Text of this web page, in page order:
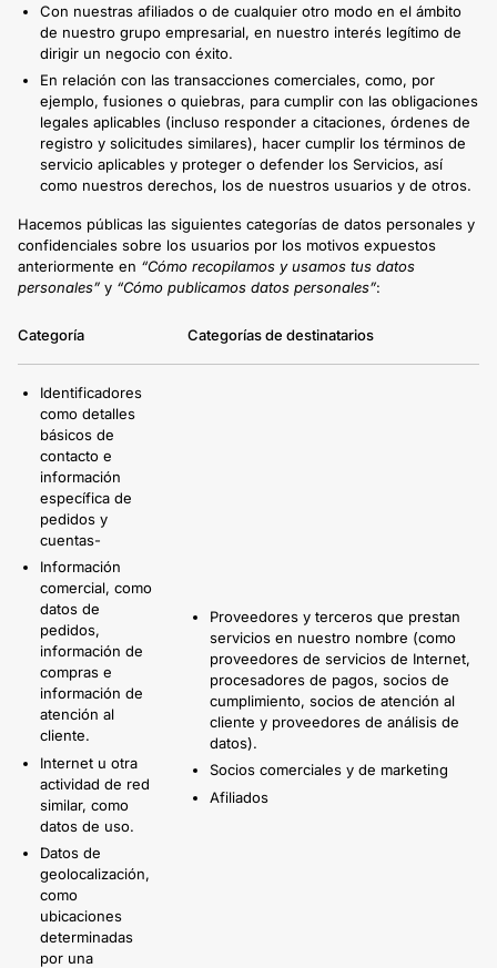
Con nuestras afiliados o de cualquier otro modo en el ámbito
de nuestro grupo empresarial, en nuestro interés legítimo de
dirigir un negocio con éxito.
En relación con las transacciones comerciales, como, por
ejemplo, fusiones o quiebras, para cumplir con las obligaciones
legales aplicables (incluso responder a citaciones, órdenes de
registro y solicitudes similares), hacer cumplir los términos de
servicio aplicables y proteger o defender los Servicios, así
como nuestros derechos, los de nuestros usuarios y de otros.
Hacemos públicas las siguientes categorías de datos personales y
confidenciales sobre los usuarios por los motivos expuestos
anteriormente en “Cómo recopilamos y usamos tus datos
personales” y “Cómo publicamos datos personales”:
Categoría Categorías de destinatarios
Identificadores
como detalles
básicos de
contacto e
información
específica de
pedidos y
cuentas-
Información
comercial, como
datos de
pedidos,
información de
compras e
información de
atención al
cliente.
Internet u otra
actividad de red
similar, como
datos de uso.
Datos de
geolocalización,
como
ubicaciones
determinadas
por una
Proveedores y terceros que prestan
servicios en nuestro nombre (como
proveedores de servicios de Internet,
procesadores de pagos, socios de
cumplimiento, socios de atención al
cliente y proveedores de análisis de
datos).
Socios comerciales y de marketing
Afiliados